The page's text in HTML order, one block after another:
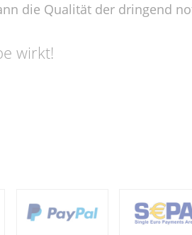
die Qualität der dringend
wirkt!